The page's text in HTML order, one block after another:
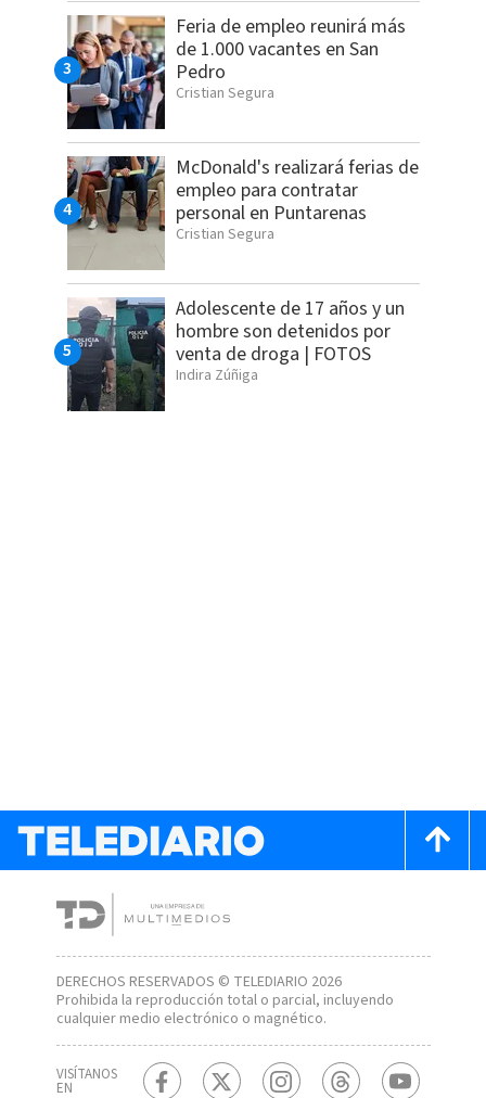
Feria de empleo reunirá más
de 1.000 vacantes en San
Pedro
Cristian Segura
McDonald's realizará ferias de
empleo para contratar
personal en Puntarenas
Cristian Segura
Adolescente de 17 años y un
hombre son detenidos por
venta de droga | FOTOS
Indira Zúñiga
DERECHOS RESERVADOS © TELEDIARIO 2026
Prohibida la reproducción total o parcial, incluyendo
cualquier medio electrónico o magnético.
VISÍTANOS
EN